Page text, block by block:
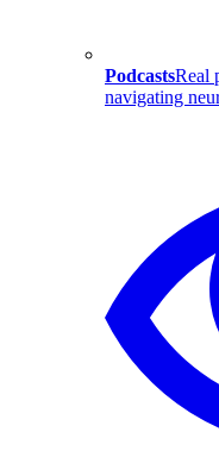
PodcastsReal
navigating